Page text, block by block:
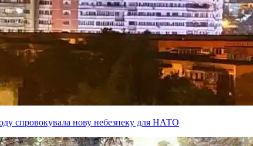
спровокувала нову небезпеку для НАТО